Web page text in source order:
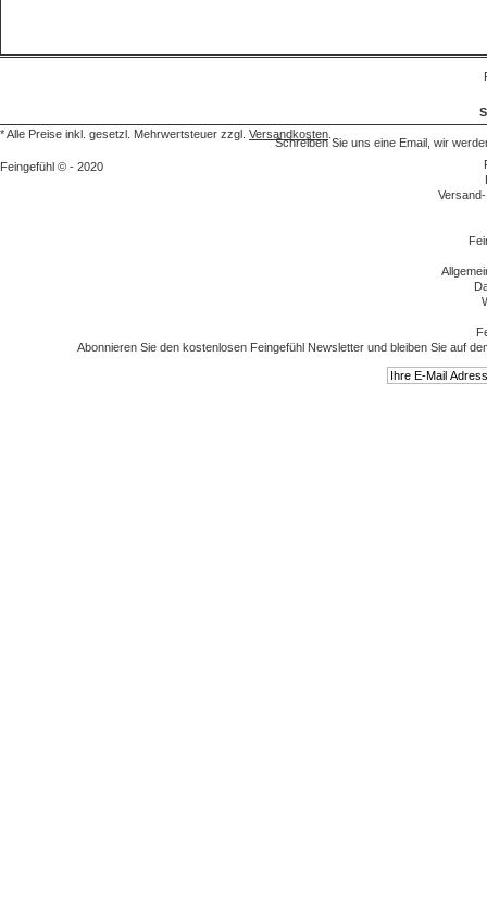
Schreiben Sie uns eine Email, wir
Abonnieren Sie den kostenlosen Feingefühl Newsletter und bleiben Sie auf
* Alle Preise inkl. gesetzl. Mehrwertsteuer zzgl. Versandkosten
Feingefühl © - 2020